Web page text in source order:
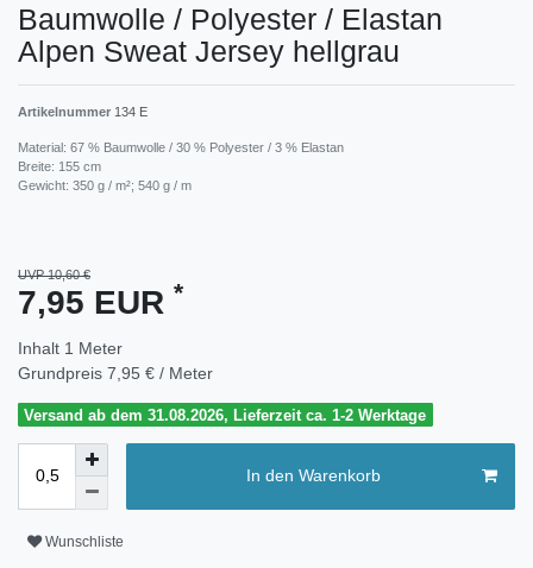
Baumwolle / Polyester / Elastan
Alpen Sweat Jersey hellgrau
Artikelnummer 134 E
Material: 67 % Baumwolle / 30 % Polyester / 3 % Elastan
Breite: 155 cm
Gewicht: 350 g / m²; 540 g / m
UVP 10,60 €
7,95 EUR *
Inhalt 1 Meter
Grundpreis 7,95 € / Meter
Versand ab dem 31.08.2026, Lieferzeit ca. 1-2 Werktage
In den Warenkorb
Wunschliste